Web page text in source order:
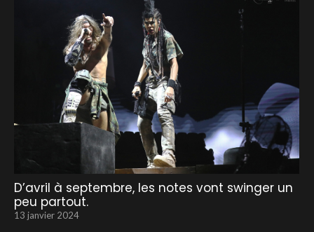
D’avril à septembre, les notes vont swinger un
peu partout.
13 janvier 2024